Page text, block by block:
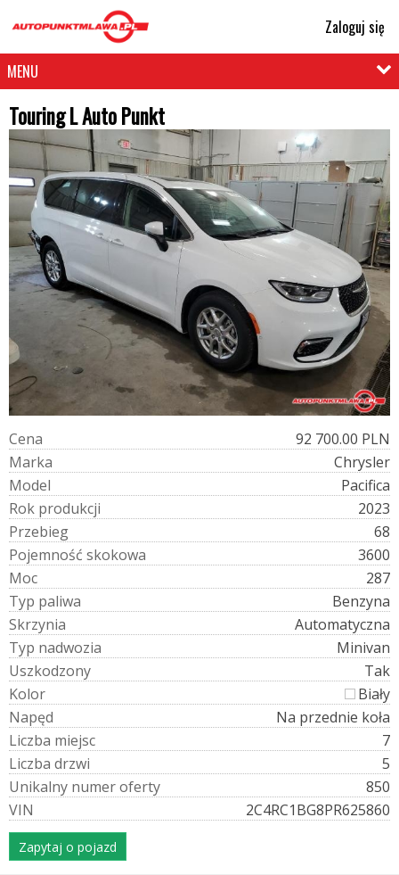
Zaloguj się
MENU
Touring L Auto Punkt
Cena
92 700.00 PLN
Marka
Chrysler
Model
Pacifica
Rok produkcji
2023
Przebieg
68
Pojemność skokowa
3600
Moc
287
Typ paliwa
Benzyna
Skrzynia
Automatyczna
Typ nadwozia
Minivan
Uszkodzony
Tak
Kolor
Biały
Napęd
Na przednie koła
Liczba miejsc
7
Liczba drzwi
5
Unikalny numeroferty
850
VIN 2C4RC1BG8PR625860
Zapytaj o pojazd